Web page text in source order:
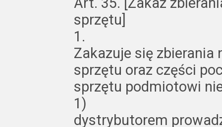
sprzętu]
1.
Zakazuje się
sprzętu oraz części
sprzętu podmiotowi
1)
dystrybutorem